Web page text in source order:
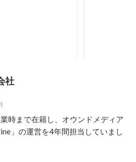
社
時まで在籍し、オウンドメディア
」の運営を4年間担当していまし